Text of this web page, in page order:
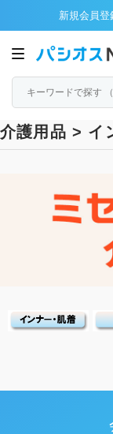
新規会員登
介護用品 > イ